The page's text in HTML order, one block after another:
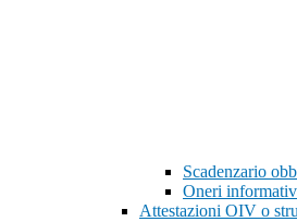
Scadenzario
Oneri
Attestazioni OIV o